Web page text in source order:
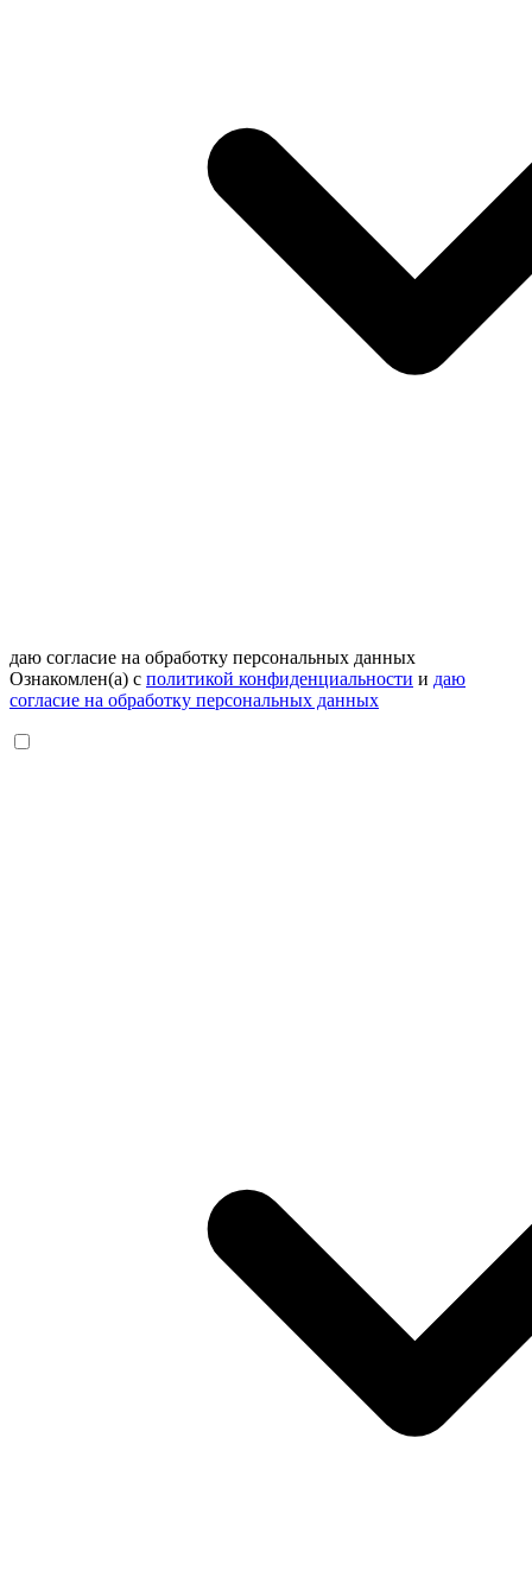
даю согласие на обработку персональных данных
Ознакомлен(а) с политикой конфиденциальности и даю
согласие на обработку персональных данных